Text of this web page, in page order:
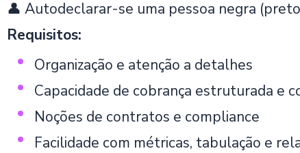
👤 Autodeclarar-se uma pessoa negra
Requisitos:
Organização e atenção a detalhes
Capacidade de cobrança estruturada e
Noções de contratos e compliance
Facilidade com métricas, tabulação e